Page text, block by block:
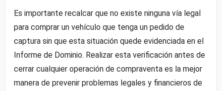
Es importante recalcar que no existe ninguna vía legal
para comprar un vehículo que tenga un pedido de
captura sin que esta situación quede evidenciada en el
Informe de Dominio. Realizar esta verificación antes de
cerrar cualquier operación de compraventa es la mejor
manera de prevenir problemas legales y financieros de